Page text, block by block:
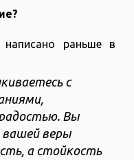
раньше в
с
Вы
веры
а стойкость